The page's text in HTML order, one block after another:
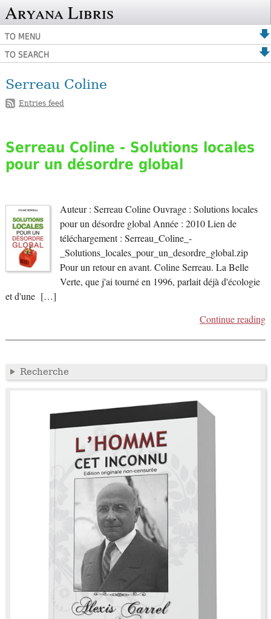
Aryana Libris
TO MENU
TO SEARCH
Serreau Coline
Entries feed
Serreau Coline - Solutions locales
pour un désordre global
Auteur : Serreau Coline Ouvrage : Solutions locales
pour un désordre global Année : 2010 Lien de
téléchargement : Serreau_Coline_-
_Solutions_locales_pour_un_desordre_global.zip
Pour un retour en avant. Coline Serreau. La Belle
Verte, que j'ai tourné en 1996, parlait déjà d'écologie
et d'une […]
Continue reading
Recherche